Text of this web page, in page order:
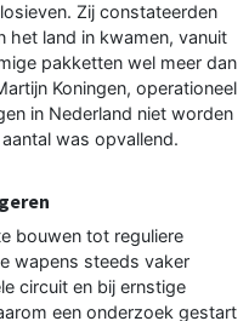
Zij constateerden
het land in kwamen, vanuit
pakketten wel meer dan
Koningen, operationeel
in Nederland niet worden
was opvallend.
bouwen tot reguliere
wapens steeds vaker
circuit en bij ernstige
een onderzoek gestart